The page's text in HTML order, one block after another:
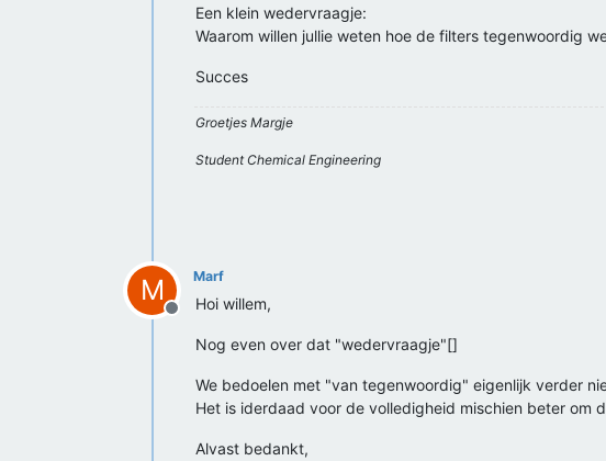
Een klein wedervraagje:
Waarom willen jullie weten hoe de filters tegenwoordig
Succes
Groetjes Margje
Student Chemical Engineering
M
Offline
Marf
Hoi willem,
Nog even over dat "wedervraagje"[]
We bedoelen met "van tegenwoordig" eigenlijk verder
Het is iderdaad voor de volledigheid mischien beter om
Alvast bedankt,